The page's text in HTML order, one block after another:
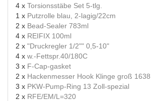
4 x Torsionsstäbe Set 5-tlg.
1 x Putzrolle blau, 2-lagig/22cm
2 x Bead-Sealer 783ml
4 x REIFIX 100ml
2 x "Druckregler 1/2"" 0,5-10"
4 x w.-Fettspr.40/180C
3 x F-Cap-gasket
2 x Hackenmesser Hook Klinge groß 1638
3 x PKW-Pump-Ring 13 Zoll-spezial
2 x RFE/EM/L=320